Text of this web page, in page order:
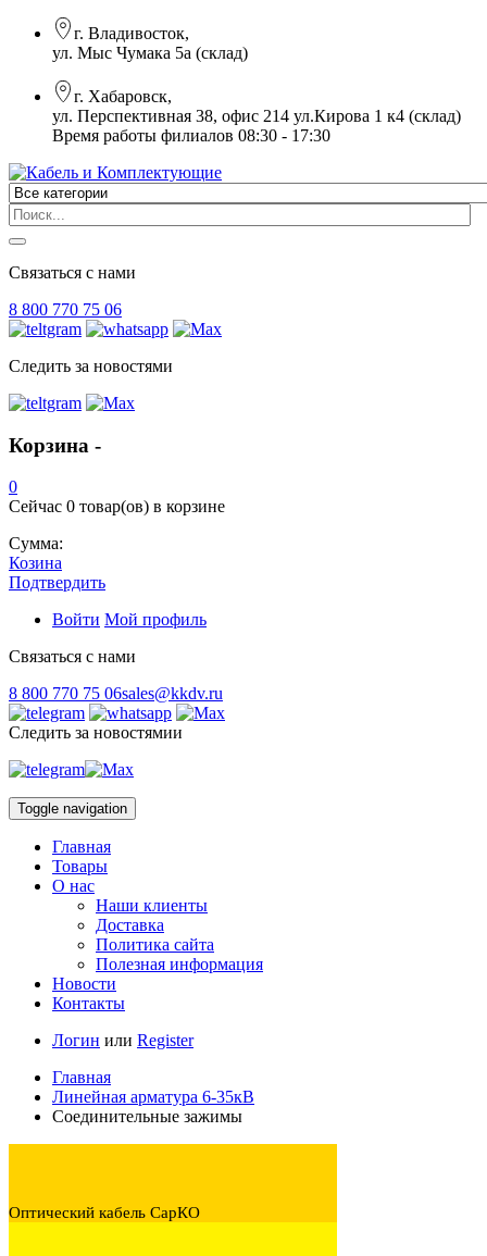
г. Владивосток,
ул. Мыс Чумака 5а (склад)
г. Хабаровск,
ул. Перспективная 38, офис 214 ул.Кирова 1 к4 (склад)
Время работы филиалов 08:30 - 17:30
Связаться с нами
8 800 770 75 06
Следить за новостями
Корзина -
0
Сейчас 0 товар(ов) в корзине
Сумма:
Козина
Подтвердить
Войти Мой профиль
Связаться с нами
8 800 770 75 06sales@kkdv.ru
Следить за новостямии
Toggle navigation
Главная
Товары
О нас
Наши клиенты
Доставка
Политика сайта
Полезная информация
Новости
Контакты
Логин или Register
Главная
Линейная арматура 6-35кВ
Соединительные зажимы
Оптический кабель СарКО